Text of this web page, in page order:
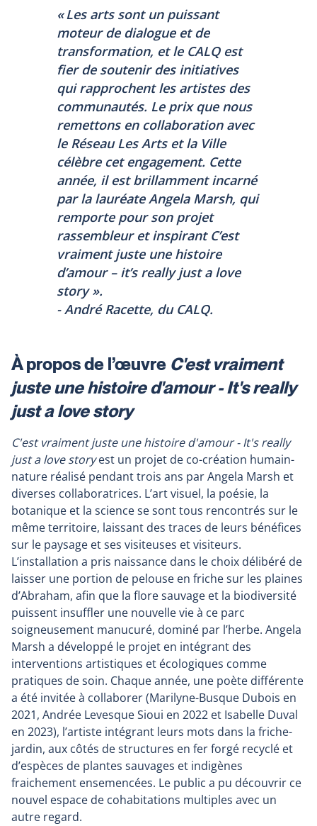
« Les arts sont un puissant
moteur de dialogue et de
transformation, et le CALQ est
fier de soutenir des initiatives
qui rapprochent les artistes des
communautés. Le prix que nous
remettons en collaboration avec
le Réseau Les Arts et la Ville
célèbre cet engagement. Cette
année, il est brillamment incarné
par la lauréate Angela Marsh, qui
remporte pour son projet
rassembleur et inspirant C’est
vraiment juste une histoire
d’amour – it’s really just a love
story».
- André Racette, du CALQ.
À propos de l’œuvre C'est vraiment
juste une histoire d'amour - It's really
just a love story
C'est vraiment juste une histoire d'amour - It's really
just a love storyest un projet de co-création humain-
nature réalisé pendant trois ans par Angela Marsh et
diverses collaboratrices. L’art visuel, la poésie, la
botanique et la science se sont tous rencontrés sur le
même territoire, laissant des traces de leurs bénéfices
sur le paysage et ses visiteuses et visiteurs.
L’installation a pris naissance dans le choix délibéré de
laisser une portion de pelouse en friche sur les plaines
d’Abraham, afin que la flore sauvage et la biodiversité
puissent insuffler une nouvelle vie à ce parc
soigneusement manucuré, dominé par l’herbe. Angela
Marsh a développé le projet en intégrant des
interventions artistiques et écologiques comme
pratiques de soin. Chaque année, une poète différente
a été invitée à collaborer (Marilyne-Busque Dubois en
2021, Andrée Levesque Sioui en 2022 et Isabelle Duval
en 2023), l’artiste intégrant leurs mots dans la friche-
jardin, aux côtés de structures en fer forgé recyclé et
d’espèces de plantes sauvages et indigènes
fraichement ensemencées. Le public a pu découvrir ce
nouvel espace de cohabitations multiples avec un
autre regard.